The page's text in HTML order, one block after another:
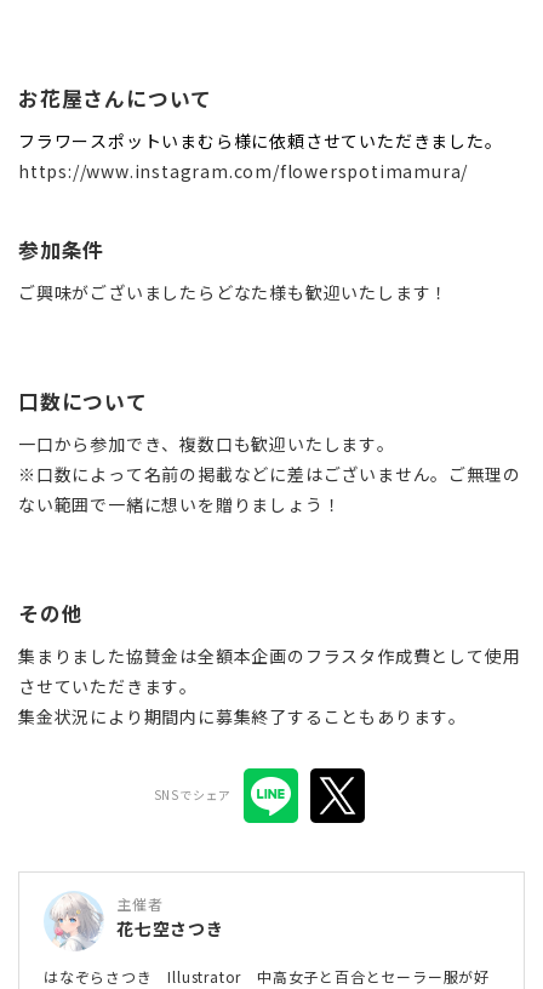
お花屋さんについて
フラワースポットいまむら様に依頼させていただきました。
https://www.instagram.com/flowerspotimamura/
参加条件
ご興味がございましたらどなた様も歓迎いたします！
口数について
一口から参加でき、複数口も歓迎いたします。
※口数によって名前の掲載などに差はございません。ご無理の
ない範囲で一緒に想いを贈りましょう！
その他
集まりました協賛金は全額本企画のフラスタ作成費として使用
させていただきます。
集金状況により期間内に募集終了することもあります。
SNSでシェア
主催者
花七空さつき
はなぞらさつき Illustrator 中高女子と百合とセーラー服が好